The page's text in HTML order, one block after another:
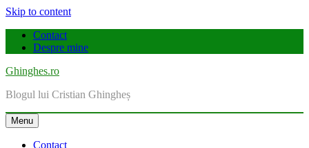
Skip to content
Contact
Despre mine
Ghinghes.ro
Blogul lui Cristian Ghingheș
Menu
Contact